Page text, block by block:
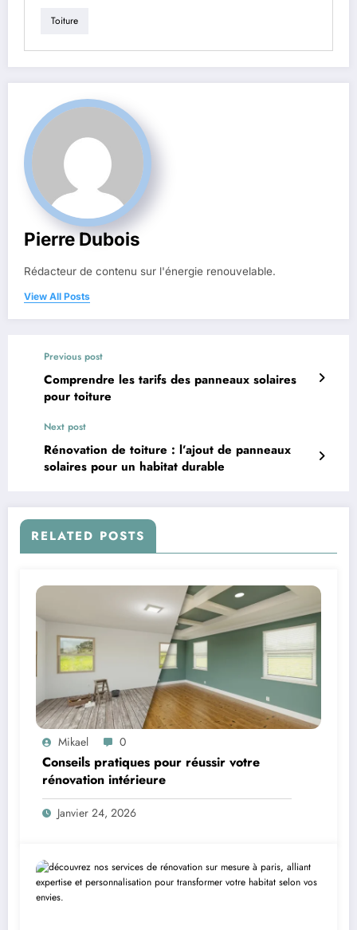
Toiture
Pierre Dubois
Rédacteur de contenu sur l'énergie renouvelable.
View All Posts
Previous post
Comprendre les tarifs des panneaux solaires
pour toiture
Next post
Rénovation de toiture : l’ajout de panneaux
solaires pour un habitat durable
RELATED POSTS
Mikael 0
Conseils pratiques pour réussir votre
rénovation intérieure
Janvier 24, 2026